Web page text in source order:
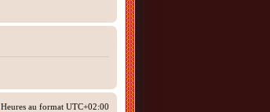
Heures au format UTC+02:00